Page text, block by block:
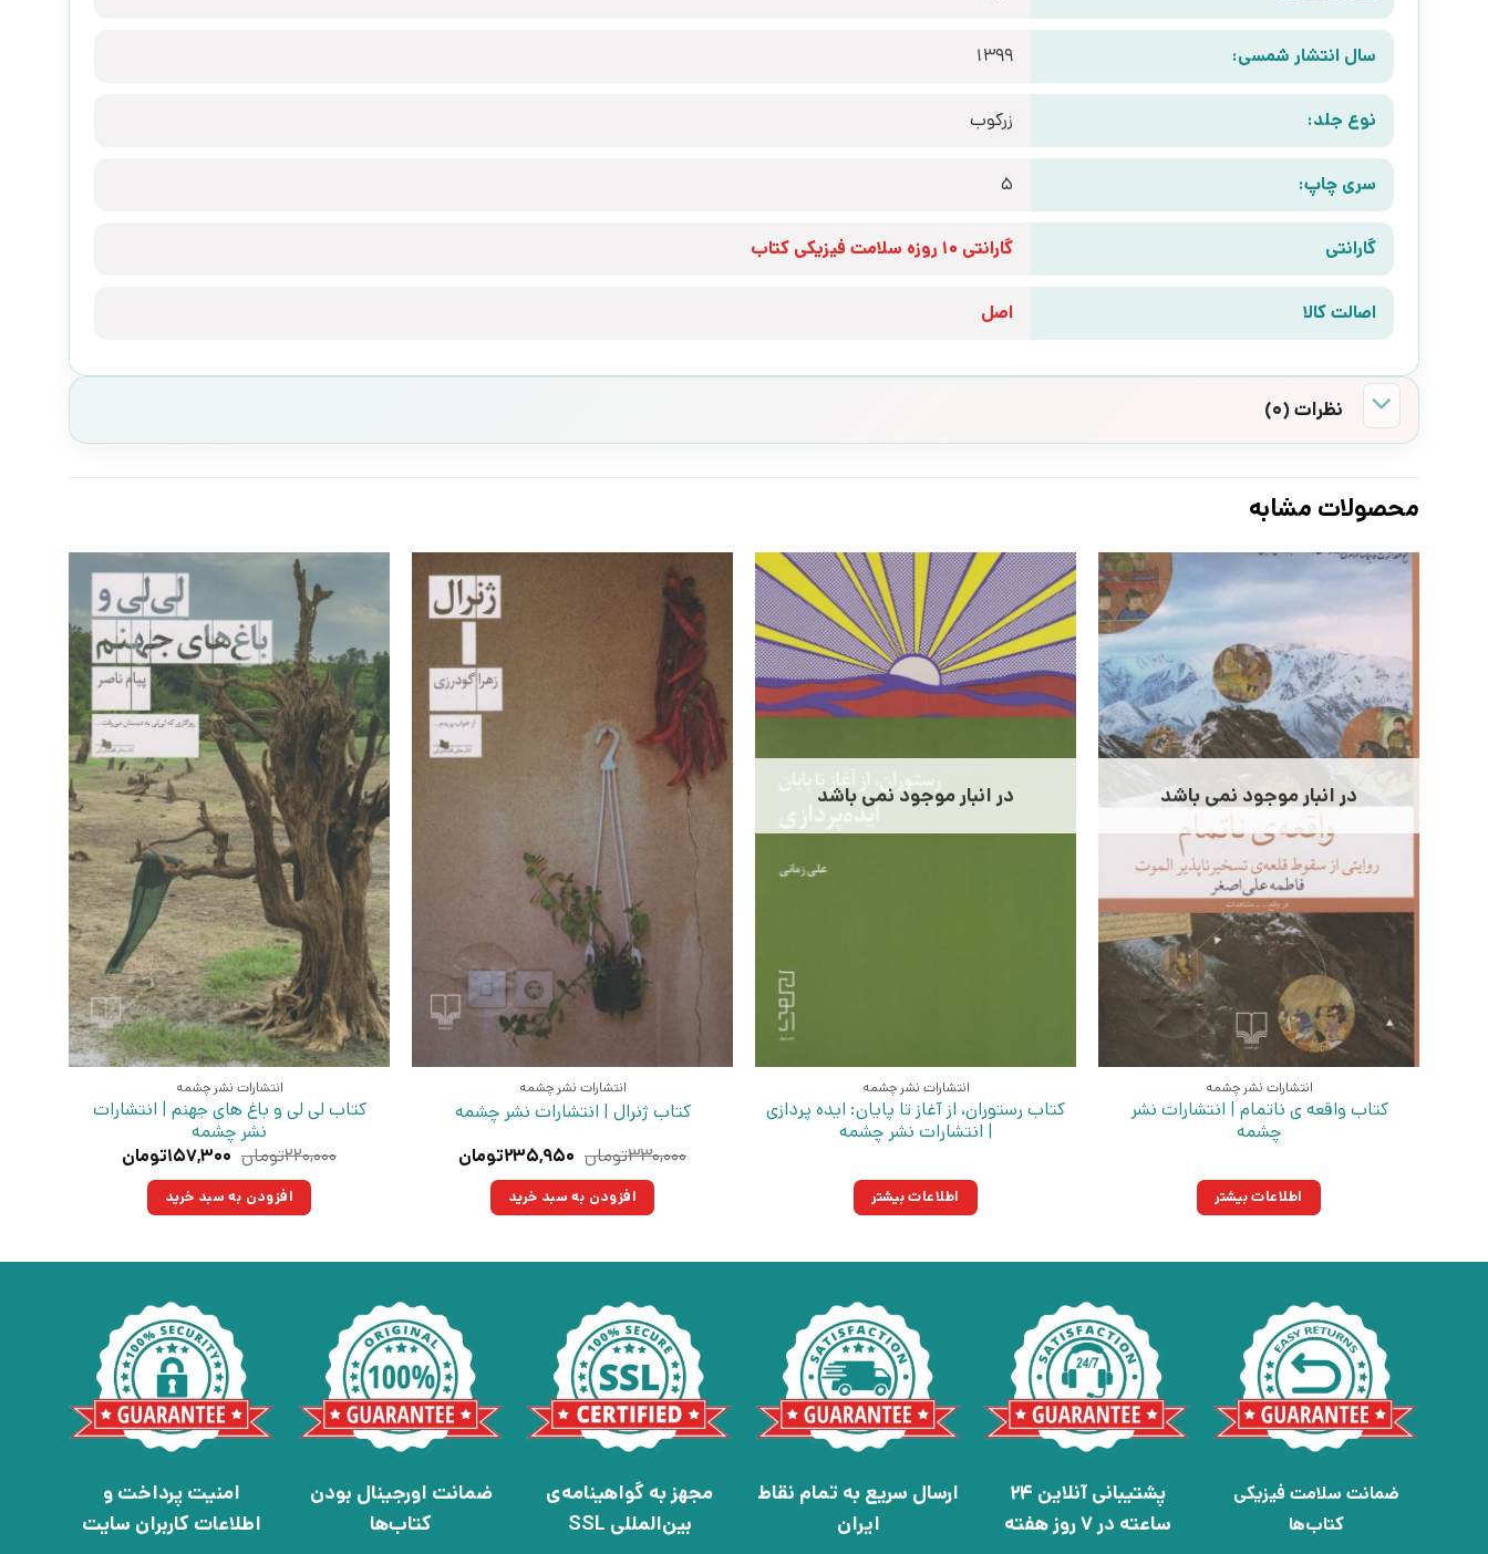
سال انتشار شمسی: 1399
نوع جلد: زرکوب
سری چاپ: 5
گارانتی گارانتی 10 روزه سلامت فیزیکی کتاب
اصالت کالا اصل
نظرات (0)
محصولات مشابه
در انبار موجود نمی باشد
انتشارات نشر چشمه
کتاب واقعه ی ناتمام | انتشارات نشر
چشمه
اطلاعات بیشتر
در انبار موجود نمی باشد
انتشارات نشر چشمه
کتاب رستوران، از آغاز تا پایان: ایده پردازی
| انتشارات نشر چشمه
اطلاعات بیشتر
انتشارات نشر چشمه
کتاب ژنرال | انتشارات نشر چشمه
۳۳۰,۰۰۰تومان قیمت
۳۳۰,۰۰۰تومان
بود.
۲۳۵,۹۵۰تومانقیمت
افزودن به سبد خرید
انتشارات نشر چشمه
کتاب لی لی و باغ های جهنم | انتشارات
نشر چشمه
۲۲۰,۰۰۰تومان قیمت
۲۲۰,۰۰۰تومان
بود.
۱۵۷,۳۰۰تومانقیمت
افزودن به سبد خرید
ضمانت سلامت فیزیکی
کتاب‌ها
پشتیبانی آنلاین 24
ساعته در 7 روز هفته
ارسال سریع به تمام نقاط
ایران
مجهز به گواهینامه‌ی
بین‌المللی SSL
ضمانت اورجینال بودن
کتاب‌ها
امنیت پرداخت و
اطلاعات کاربران سایت